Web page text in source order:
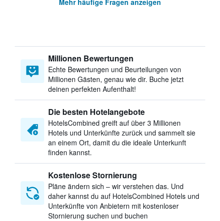
Mehr häufige Fragen anzeigen
Millionen Bewertungen
Echte Bewertungen und Beurteilungen von
Millionen Gästen, genau wie dir. Buche jetzt
deinen perfekten Aufenthalt!
Die besten Hotelangebote
HotelsCombined greift auf über 3 Millionen
Hotels und Unterkünfte zurück und sammelt sie
an einem Ort, damit du die ideale Unterkunft
finden kannst.
Kostenlose Stornierung
Pläne ändern sich – wir verstehen das. Und
daher kannst du auf HotelsCombined Hotels und
Unterkünfte von Anbietern mit kostenloser
Stornierung suchen und buchen